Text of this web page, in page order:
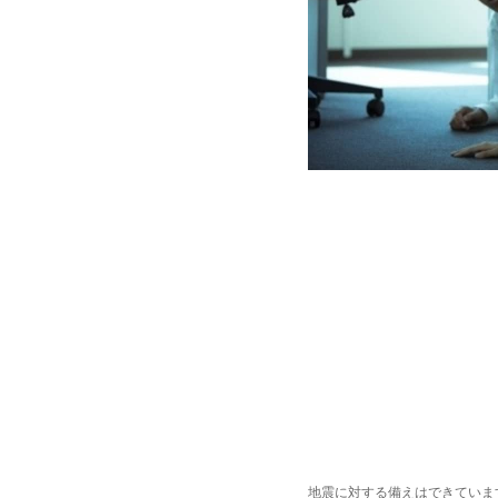
地震に対する備えはできていま